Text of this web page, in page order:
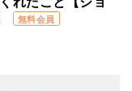
無料会員